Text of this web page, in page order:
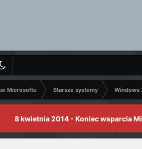
Microsoftu Starsze systemy Windows
8 kwietnia 2014 - Koniec wsparcia